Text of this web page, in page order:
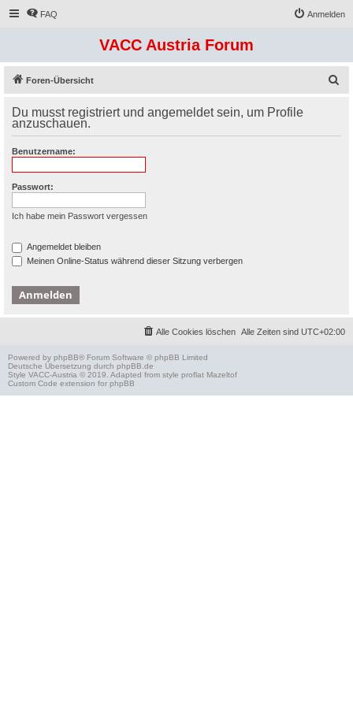
FAQ Anmelden
VACC Austria Forum
Foren-Übersicht
h
Du musst registriert und angemeldet sein, um Profile
anzuschauen.
Benutzername:
Passwort:
Ich habe mein Passwort vergessen
Angemeldet bleiben
Meinen Online-Status während dieser Sitzung verbergen
Alle Zeiten sind UTC+02:00
Alle Cookies löschen
Powered by phpBB® Forum Software © phpBB Limited
Deutsche Übersetzung durch phpBB.de
Style VACC-Austria © 2019. Adapted from style proflat Mazeltof
Custom Code extension for phpBB